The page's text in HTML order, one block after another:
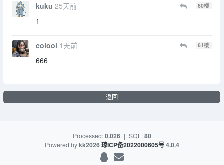
kuku 25天前 60楼
1
colool 1天前 61楼
666
返回
Processed:0.026 | SQL:80
Powered bykk2026琼ICP备2022000605号4.0.4